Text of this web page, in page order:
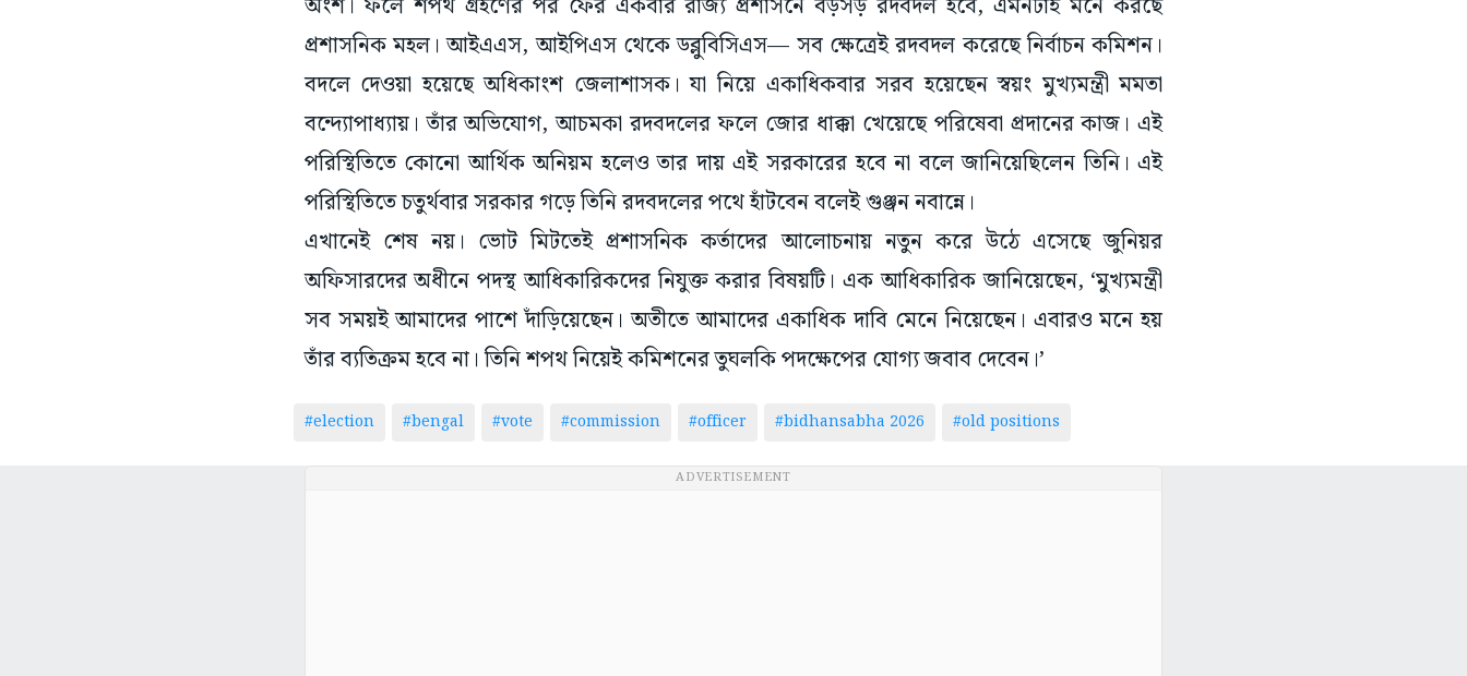
প্রশাসনিক মহল। আইএএস, আইপিএস থেকে ডব্লুবিসিএস— সব ক্ষেত্রেই রদবদল করেছে নির্বাচন কমিশন।
বদলে দেওয়া হয়েছে অধিকাংশ জেলাশাসক। যা নিয়ে একাধিকবার সরব হয়েছেন স্বয়ং মুখ্যমন্ত্রী মমতা
বন্দ্যোপাধ্যায়। তাঁর অভিযোগ, আচমকা রদবদলের ফলে জোর ধাক্কা খেয়েছে পরিষেবা প্রদানের কাজ। এই
পরিস্থিতিতে কোনো আর্থিক অনিয়ম হলেও তার দায় এই সরকারের হবে না বলে জানিয়েছিলেন তিনি। এই
পরিস্থিতিতে চতুর্থবার সরকার গড়ে তিনি রদবদলের পথে হাঁটবেন বলেই গুঞ্জন নবান্নে।
এখানেই শেষ নয়। ভোট মিটতেই প্রশাসনিক কর্তাদের আলোচনায় নতুন করে উঠে এসেছে জুনিয়র
অফিসারদের অধীনে পদস্থ আধিকারিকদের নিযুক্ত করার বিষয়টি। এক আধিকারিক জানিয়েছেন, ‘মুখ্যমন্ত্রী
সব সময়ই আমাদের পাশে দাঁড়িয়েছেন। অতীতে আমাদের একাধিক দাবি মেনে নিয়েছেন। এবারও মনে হয়
তাঁর ব্যতিক্রম হবে না। তিনি শপথ নিয়েই কমিশনের তুঘলকি পদক্ষেপের যোগ্য জবাব দেবেন।’
#election #bengal #vote #commission #officer #bidhansabha 2026 #old positions
ADVERTISEMENT